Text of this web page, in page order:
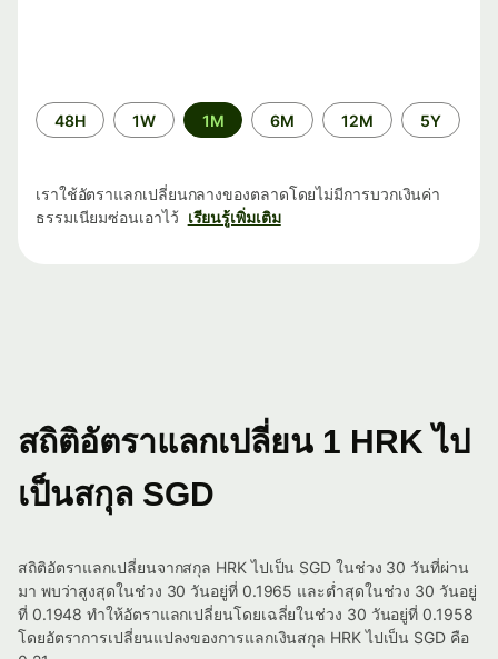
ระยะ
เวลา
48H 1W 1M 6M 12M 5Y
เราใช้อัตราแลกเปลี่ยนกลางของตลาดโดยไม่มีการบวกเงินค่า
ธรรมเนียมซ่อนเอาไว้ เรียนรู้เพิ่มเติม
สถิติอัตราแลกเปลี่ยน 1 HRK ไป
เป็นสกุล SGD
สถิติอัตราแลกเปลี่ยนจากสกุล HRK ไปเป็น SGD ในช่วง 30 วันที่ผ่าน
มา พบว่าสูงสุดในช่วง 30 วันอยู่ที่ 0.1965 และต่ำสุดในช่วง 30 วันอยู่
ที่ 0.1948 ทำให้อัตราแลกเปลี่ยนโดยเฉลี่ยในช่วง 30 วันอยู่ที่ 0.1958
โดยอัตราการเปลี่ยนแปลงของการแลกเงินสกุล HRK ไปเป็น SGD คือ